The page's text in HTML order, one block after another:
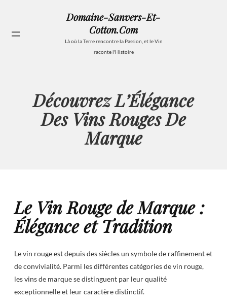
contenu
Domaine-Sanvers-Et-
Cotton.com
Là où la Terre rencontre la Passion, et le Vin
raconte l'Histoire
Découvrez L’Élégance
Des Vins Rouges De
Marque
Le Vin Rouge de Marque :
Élégance et Tradition
Le vin rouge est depuis des siècles un symbole de raffinement et
de convivialité. Parmi les différentes catégories de vin rouge,
les vins de marque se distinguent par leur qualité
exceptionnelle et leur caractère distinctif.